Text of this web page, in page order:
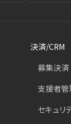
決済/CRM
募集決済
支援者管
セキュリ